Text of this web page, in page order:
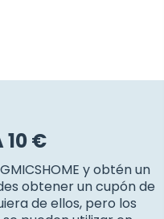
10 €
y obtén un
obtener un cupón de
de ellos, pero los